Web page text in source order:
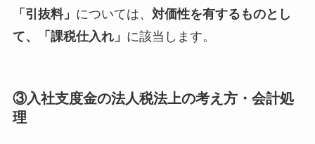
「引抜料」 については、 対価性を有するものとし
て、「課税仕入れ」 に該当します。
③入社支度金の法人税法上の考え方・会計処
理